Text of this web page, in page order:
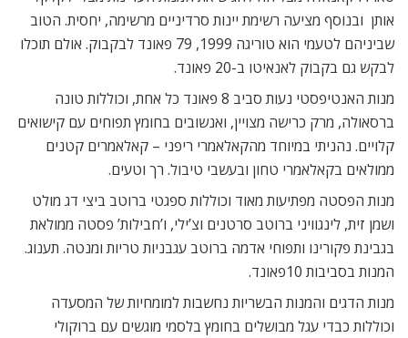
אותן  ובנוסף מציעה רשימת יינות סרדיניים מרשימה, יחסית. הטוב
שביניהם לטעמי הוא טוריגה 1999, 79 פאונד לבקבוק. אולם תוכלו
לבקש גם בקבוק לאנאיטו ב-20 פאונד.
מנות האנטיפסטי נעות סביב 8 פאונד כל אחת, וכוללות טונה
ברסאולה, מרק כרישה מצויין, ואנשובים בחומץ תפוחים עם קישואים
קלויים. נהניתי במיוחד מהקאלאמרי ריפני – קאלאמרים קטנים
ממולאים בקאלאמרי טחון ובעשבי טיבול. רך וטעים.
מנות הפסטה מפתיעות מאוד וכוללות ספגטי ברוטב ביצי דג מולט
ושמן זית, לינגוויני ברוטב סרטנים וצ’ילי, ו’חבילות’ פסטה ממולאת
בגבינת פקורינו ותפוחי אדמה ברוטב עגבניות טריות ומנטה. תענוג.
המנות בסביבות 10פאונד.
מנות הדגים והמנות הבשריות נחשבות למומחיות של המסעדה
וכוללות כבדי עגל מבושלים בחומץ בלסמי מוגשים עם ברוקולי